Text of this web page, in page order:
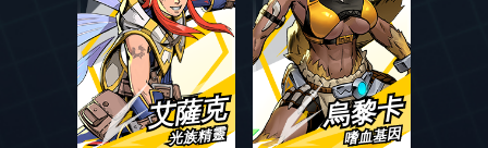
艾薩克
光族精靈
烏黎卡
嗜血基因